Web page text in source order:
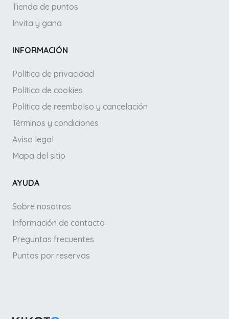
Tienda de puntos
Invita y gana
INFORMACIÓN
Política de privacidad
Política de cookies
Política de reembolso y cancelación
Términos y condiciones
Aviso legal
Mapa del sitio
AYUDA
Sobre nosotros
Información de contacto
Preguntas frecuentes
Puntos por reservas